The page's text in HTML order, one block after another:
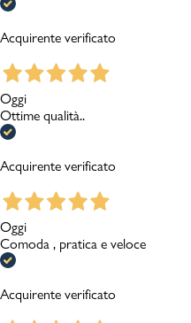
Acquirente verificato
Oggi
Ottime qualità..
Acquirente verificato
Oggi
Comoda , pratica e veloce
Acquirente verificato